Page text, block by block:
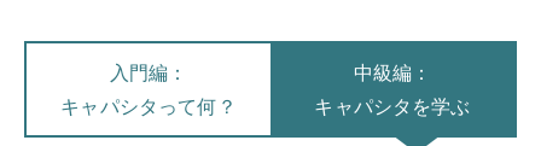
入門編：
キャパシタって何？
中級編：
キャパシタを学ぶ